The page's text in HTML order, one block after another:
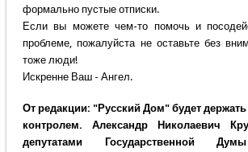
формально пустые отписки.
Если вы можете чем-то помочь и
проблеме, пожалуйста не оставьте без
тоже люди!
Искренне Ваш - Ангел.
От редакции: "Русский Дом" будет
контролем. Александр Николаевич
депутатами Государственной